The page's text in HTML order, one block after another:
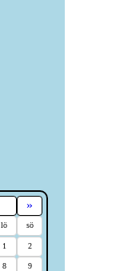
»
lö sö
1 2
8 9